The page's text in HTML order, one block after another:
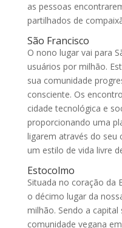
as pessoas
partilhados de
São Francisco
O nono lugar vai para
usuários por milhão.
sua comunidade
consciente. Os
cidade tecnológica e
proporcionando uma
ligarem através do
um estilo de vida livre
Estocolmo
Situada no coração da
o décimo lugar da
milhão. Sendo a
comunidade vegana